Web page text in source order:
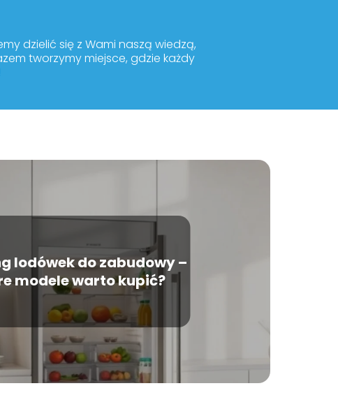
dzielić się z Wami naszą wiedzą,
tworzymy miejsce, gdzie każdy
lodówek do zabudowy –
modele warto kupić?